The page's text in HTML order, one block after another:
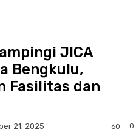
JICA
Bengkulu,
Fasilitas dan
21, 2025 0
60